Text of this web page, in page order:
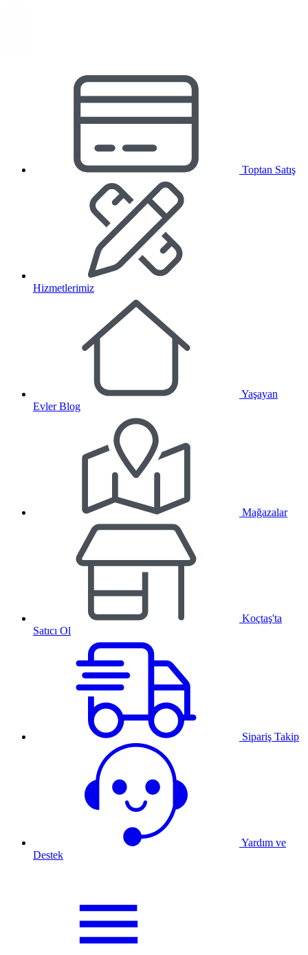
Toptan Satış
Hizmetlerimiz
Yaşayan
Evler Blog
Mağazalar
Koçtaş'ta
Satıcı Ol
Sipariş Takip
Yardım ve
Destek